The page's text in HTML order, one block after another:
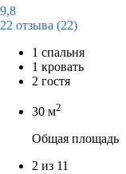
9,8
22 отзыва (22)
1 спальня
1 кровать
2 гостя
30 м2
Общая площадь
2 из 11